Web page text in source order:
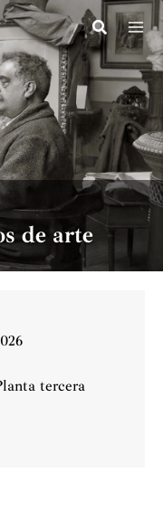
de arte
tercera